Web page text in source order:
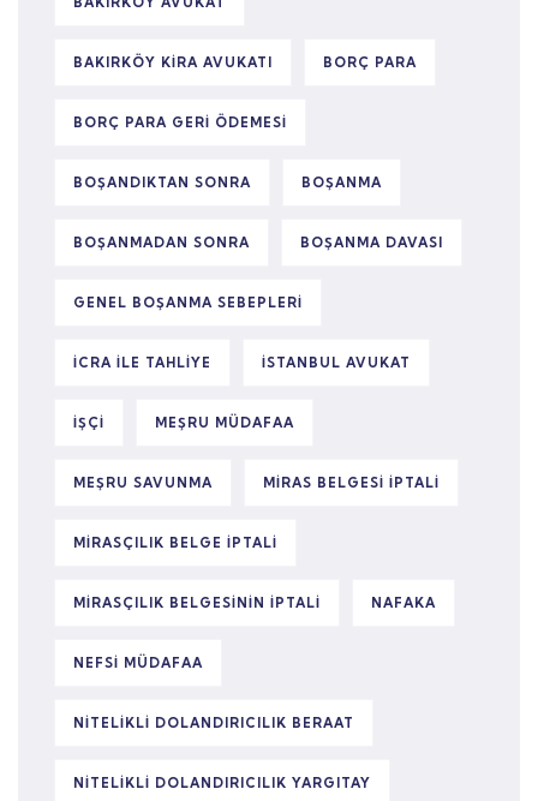
BAKIRKÖY KIRA AVUKATI BORÇ PARA
BORÇ PARA GERI ÖDEMESI
BOŞANDIKTAN SONRA BOŞANMA
BOŞANMADAN SONRA BOŞANMA DAVASI
GENEL BOŞANMA SEBEPLERI
ICRA ILE TAHLIYE ISTANBUL AVUKAT
IŞÇI MEŞRU MÜDAFAA
MEŞRU SAVUNMA MIRAS BELGESI IPTALI
MIRASÇILIK BELGE IPTALI
MIRASÇILIK BELGESININ IPTALI NAFAKA
NEFSI MÜDAFAA
NITELIKLI DOLANDIRICILIK BERAAT
NITELIKLI DOLANDIRICILIK YARGITAY